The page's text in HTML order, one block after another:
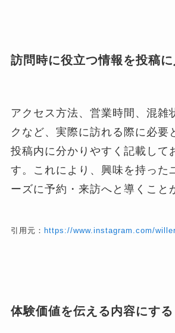
訪問時に役立つ情報を投稿に
アクセス方法、営業時間、混雑
クなど、実際に訪れる際に必要
投稿内に分かりやすく記載して
す。これにより、興味を持った
ーズに予約・来訪へと導くこと
引用元： https://www.instagram.com/
体験価値を伝える内容にする